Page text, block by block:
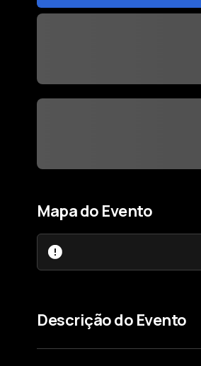
Mapa do Evento
Descrição do Evento